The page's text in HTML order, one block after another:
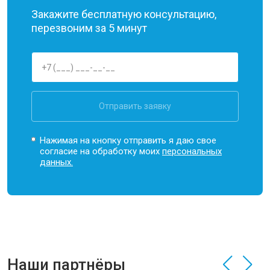
Закажите бесплатную консультацию,
перезвоним за 5 минут
Отправить заявку
Нажимая на кнопку отправить я даю свое
согласие на обработку моихперсональных
данных.
Наши партнёры